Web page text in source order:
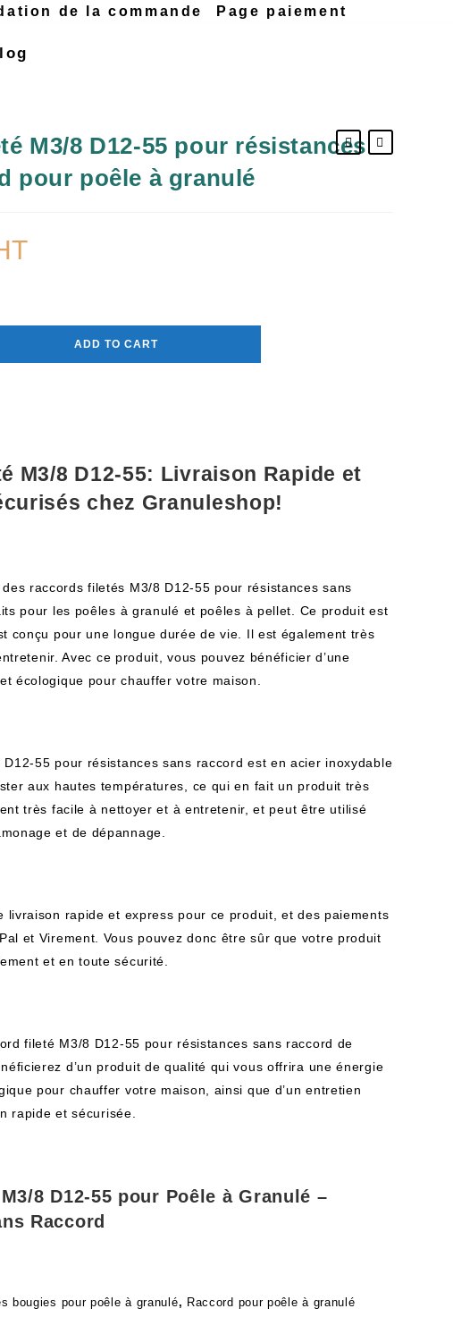
de la commande Page paiement
M3/8 D12-55 pour résistances
pour poêle à granulé
ADD TO CART
M3/8 D12-55: Livraison Rapide et
chez Granuleshop!
raccords filetés M3/8 D12-55 pour résistances sans
pour les poêles à granulé et poêles à pellet. Ce produit est
conçu pour une longue durée de vie. Il est également très
Avec ce produit, vous pouvez bénéficier d’une
écologique pour chauffer votre maison.
55 pour résistances sans raccord est en acier inoxydable
aux hautes températures, ce qui en fait un produit très
très facile à nettoyer et à entretenir, et peut être utilisé
et de dépannage.
livraison rapide et express pour ce produit, et des paiements
et Virement. Vous pouvez donc être sûr que votre produit
et en toute sécurité.
fileté M3/8 D12-55 pour résistances sans raccord de
d’un produit de qualité qui vous offrira une énergie
pour chauffer votre maison, ainsi que d’un entretien
rapide et sécurisée.
8 D12-55 pour Poêle à Granulé –
Raccord
bougies pour poêle à granulé, Raccord pour poêle à granulé